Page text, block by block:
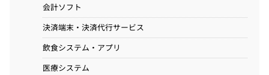
会計ソフト
決済端末・決済代行サービス
飲食システム・アプリ
医療システム